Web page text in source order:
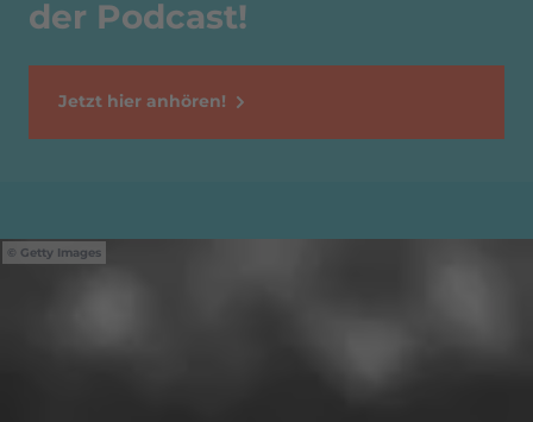
der Podcast!
Jetzt hier anhören!
Getty Images